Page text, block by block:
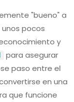
"bueno" a
pocos
y
para asegurar
paso entre el
en una
que funcione